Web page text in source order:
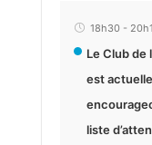
18h30 -
Le Club
est
liste